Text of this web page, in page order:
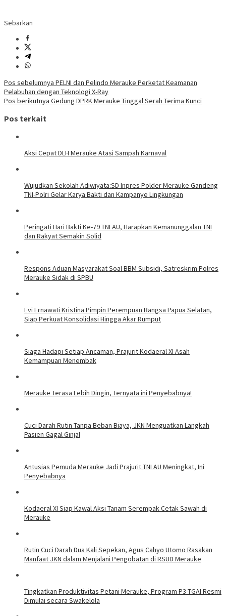
Sebarkan
Navigasi
pos
Pos sebelumnya PELNI dan Pelindo Merauke Perketat Keamanan
Pelabuhan dengan Teknologi X-Ray
Pos berikutnya Gedung DPRK Merauke Tinggal Serah Terima Kunci
Pos terkait
Aksi Cepat DLH Merauke Atasi Sampah Karnaval
Wujudkan Sekolah Adiwiyata:SD Inpres Polder Merauke Gandeng
TNI-Polri Gelar Karya Bakti dan Kampanye Lingkungan
Peringati Hari Bakti Ke-79 TNI AU, Harapkan Kemanunggalan TNI
dan Rakyat Semakin Solid
Respons Aduan Masyarakat Soal BBM Subsidi, Satreskrim Polres
Merauke Sidak di SPBU
Evi Ernawati Kristina Pimpin Perempuan Bangsa Papua Selatan,
Siap Perkuat Konsolidasi Hingga Akar Rumput
Siaga Hadapi Setiap Ancaman, Prajurit Kodaeral XI Asah
Kemampuan Menembak
Merauke Terasa Lebih Dingin, Ternyata ini Penyebabnya!
Cuci Darah Rutin Tanpa Beban Biaya, JKN Menguatkan Langkah
Pasien Gagal Ginjal
Antusias Pemuda Merauke Jadi Prajurit TNI AU Meningkat, Ini
Penyebabnya
Kodaeral XI Siap Kawal Aksi Tanam Serempak Cetak Sawah di
Merauke
Rutin Cuci Darah Dua Kali Sepekan, Agus Cahyo Utomo Rasakan
Manfaat JKN dalam Menjalani Pengobatan di RSUD Merauke
Tingkatkan Produktivitas Petani Merauke, Program P3-TGAI Resmi
Dimulai secara Swakelola